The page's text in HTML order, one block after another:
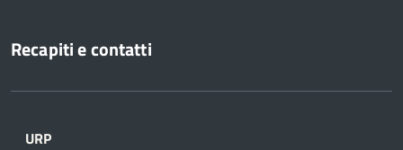
Recapiti e contatti
URP